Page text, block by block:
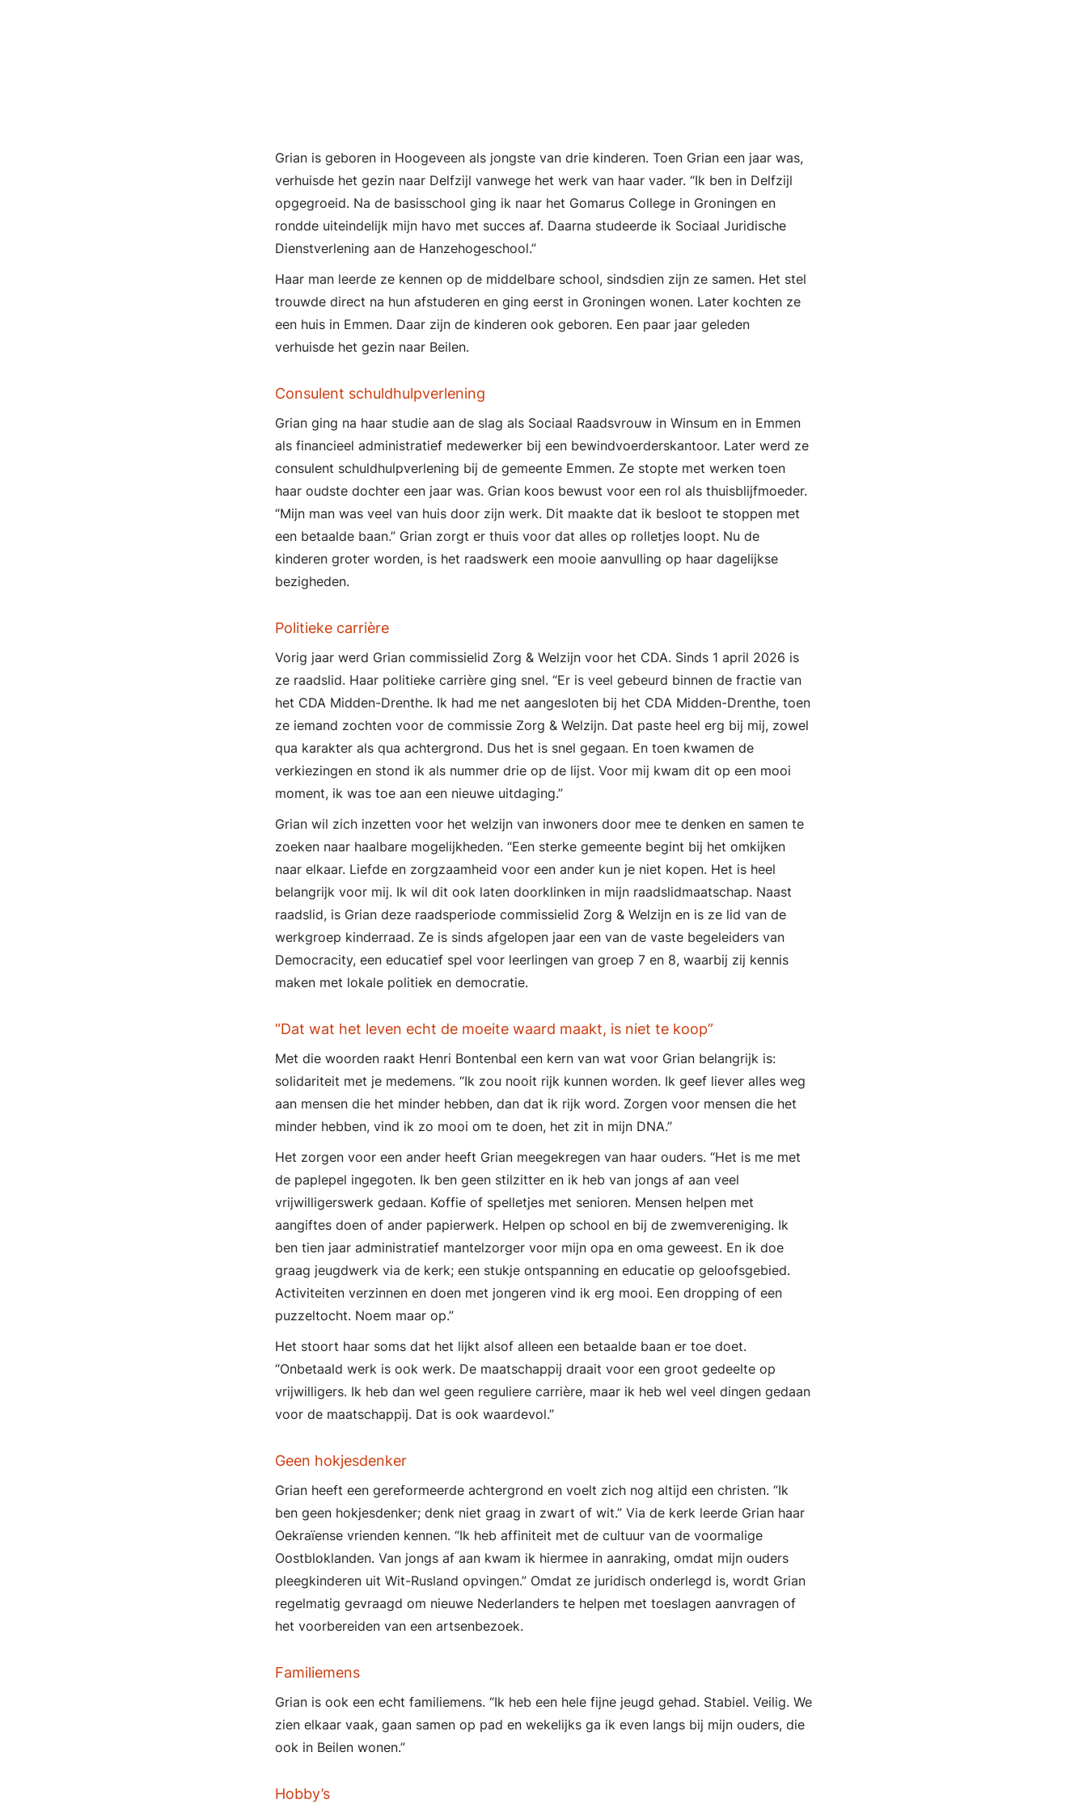
Grian is geboren in Hoogeveen als jongste van drie kinderen. Toen Grian een jaar was,
verhuisde het gezin naar Delfzijl vanwege het werk van haar vader. “Ik ben in Delfzijl
opgegroeid. Na de basisschool ging ik naar het Gomarus College in Groningen en
rondde uiteindelijk mijn havo met succes af. Daarna studeerde ik Sociaal Juridische
Dienstverlening aan de Hanzehogeschool.”
Haar man leerde ze kennen op de middelbare school, sindsdien zijn ze samen. Het stel
trouwde direct na hun afstuderen en ging eerst in Groningen wonen. Later kochten ze
een huis in Emmen. Daar zijn de kinderen ook geboren. Een paar jaar geleden
verhuisde het gezin naar Beilen.
Consulent schuldhulpverlening
Grian ging na haar studie aan de slag als Sociaal Raadsvrouw in Winsum en in Emmen
als financieel administratief medewerker bij een bewindvoerderskantoor. Later werd ze
consulent schuldhulpverlening bij de gemeente Emmen. Ze stopte met werken toen
haar oudste dochter een jaar was. Grian koos bewust voor een rol als thuisblijfmoeder.
“Mijn man was veel van huis door zijn werk. Dit maakte dat ik besloot te stoppen met
een betaalde baan.” Grian zorgt er thuis voor dat alles op rolletjes loopt. Nu de
kinderen groter worden, is het raadswerk een mooie aanvulling op haar dagelijkse
bezigheden.
Politieke carrière
Vorig jaar werd Grian commissielid Zorg & Welzijn voor het CDA. Sinds 1 april 2026 is
ze raadslid. Haar politieke carrière ging snel. “Er is veel gebeurd binnen de fractie van
het CDA Midden-Drenthe. Ik had me net aangesloten bij het CDA Midden-Drenthe, toen
ze iemand zochten voor de commissie Zorg & Welzijn. Dat paste heel erg bij mij, zowel
qua karakter als qua achtergrond. Dus het is snel gegaan. En toen kwamen de
verkiezingen en stond ik als nummer drie op de lijst. Voor mij kwam dit op een mooi
moment, ik was toe aan een nieuwe uitdaging.”
Grian wil zich inzetten voor het welzijn van inwoners door mee te denken en samen te
zoeken naar haalbare mogelijkheden. “Een sterke gemeente begint bij het omkijken
naar elkaar. Liefde en zorgzaamheid voor een ander kun je niet kopen. Het is heel
belangrijk voor mij. Ik wil dit ook laten doorklinken in mijn raadslidmaatschap. Naast
raadslid, is Grian deze raadsperiode commissielid Zorg & Welzijn en is ze lid van de
werkgroep kinderraad. Ze is sinds afgelopen jaar een van de vaste begeleiders van
Democracity, een educatief spel voor leerlingen van groep 7 en 8, waarbij zij kennis
maken met lokale politiek en democratie.
“Dat wat het leven echt de moeite waard maakt, is niet te koop”
Met die woorden raakt Henri Bontenbal een kern van wat voor Grian belangrijk is:
solidariteit met je medemens. “Ik zou nooit rijk kunnen worden. Ik geef liever alles weg
aan mensen die het minder hebben, dan dat ik rijk word. Zorgen voor mensen die het
minder hebben, vind ik zo mooi om te doen, het zit in mijn DNA.”
Het zorgen voor een ander heeft Grian meegekregen van haar ouders. “Het is me met
de paplepel ingegoten. Ik ben geen stilzitter en ik heb van jongs af aan veel
vrijwilligerswerk gedaan. Koffie of spelletjes met senioren. Mensen helpen met
aangiftes doen of ander papierwerk. Helpen op school en bij de zwemvereniging. Ik
ben tien jaar administratief mantelzorger voor mijn opa en oma geweest. En ik doe
graag jeugdwerk via de kerk; een stukje ontspanning en educatie op geloofsgebied.
Activiteiten verzinnen en doen met jongeren vind ik erg mooi. Een dropping of een
puzzeltocht. Noem maar op.”
Het stoort haar soms dat het lijkt alsof alleen een betaalde baan er toe doet.
“Onbetaald werk is ook werk. De maatschappij draait voor een groot gedeelte op
vrijwilligers. Ik heb dan wel geen reguliere carrière, maar ik heb wel veel dingen gedaan
voor de maatschappij. Dat is ook waardevol.”
Geen hokjesdenker
Grian heeft een gereformeerde achtergrond en voelt zich nog altijd een christen. “Ik
ben geen hokjesdenker; denk niet graag in zwart of wit.” Via de kerk leerde Grian haar
Oekraïense vrienden kennen. “Ik heb affiniteit met de cultuur van de voormalige
Oostbloklanden. Van jongs af aan kwam ik hiermee in aanraking, omdat mijn ouders
pleegkinderen uit Wit-Rusland opvingen.” Omdat ze juridisch onderlegd is, wordt Grian
regelmatig gevraagd om nieuwe Nederlanders te helpen met toeslagen aanvragen of
het voorbereiden van een artsenbezoek.
Familiemens
Grian is ook een echt familiemens. “Ik heb een hele fijne jeugd gehad. Stabiel. Veilig. We
zien elkaar vaak, gaan samen op pad en wekelijks ga ik even langs bij mijn ouders, die
ook in Beilen wonen.”
Hobby’s